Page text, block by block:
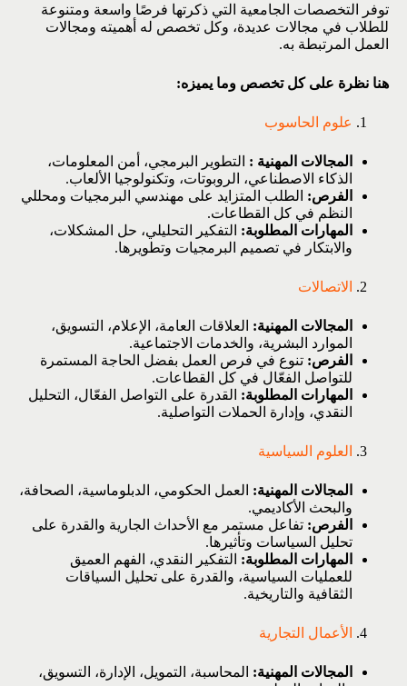
توفر التخصصات الجامعية التي ذكرتها فرصًا واسعة ومتنوعة
للطلاب في مجالات عديدة، وكل تخصص له أهميته ومجالات
العمل المرتبطة به.
هنا نظرة على كل تخصص وما يميزه:
علوم الحاسوب
المجالات المهنية : التطوير البرمجي، أمن المعلومات،
الذكاء الاصطناعي، الروبوتات، وتكنولوجيا الألعاب.
الفرص: الطلب المتزايد على مهندسي البرمجيات ومحللي
النظم في كل القطاعات.
المهارات المطلوبة: التفكير التحليلي، حل المشكلات،
والابتكار في تصميم البرمجيات وتطويرها.
الاتصالات
المجالات المهنية: العلاقات العامة، الإعلام، التسويق،
الموارد البشرية، والخدمات الاجتماعية.
الفرص: تنوع في فرص العمل بفضل الحاجة المستمرة
للتواصل الفعّال في كل القطاعات.
المهارات المطلوبة: القدرة على التواصل الفعّال، التحليل
النقدي، وإدارة الحملات التواصلية.
العلوم السياسية
المجالات المهنية: العمل الحكومي، الدبلوماسية، الصحافة،
والبحث الأكاديمي.
الفرص: تفاعل مستمر مع الأحداث الجارية والقدرة على
تحليل السياسات وتأثيرها.
المهارات المطلوبة: التفكير النقدي، الفهم العميق
للعمليات السياسية، والقدرة على تحليل السياقات
الثقافية والتاريخية.
الأعمال التجارية
المجالات المهنية: المحاسبة، التمويل، الإدارة، التسويق،